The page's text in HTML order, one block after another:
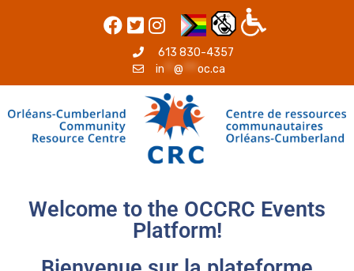
613 830-4357
in ** @***oc.ca
Welcome to the OCCRC Events
Platform!